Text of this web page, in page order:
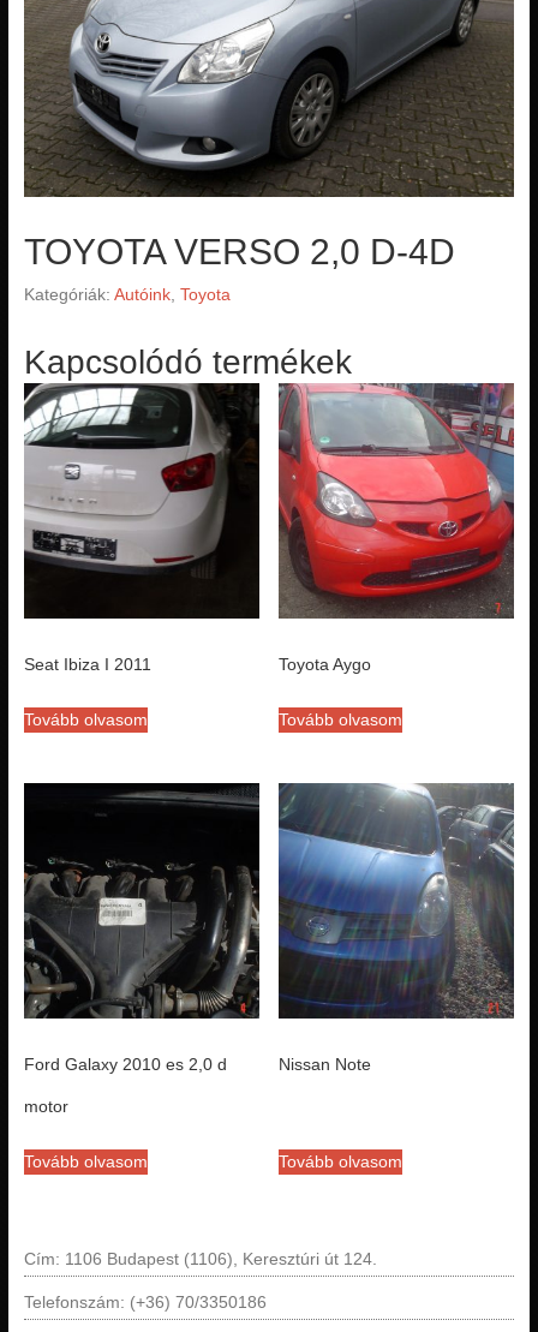
TOYOTA VERSO 2,0 D-4D
Kategóriák: Autóink, Toyota
Kapcsolódó termékek
Seat Ibiza I 2011
Tovább olvasom
Toyota Aygo
Tovább olvasom
Ford Galaxy 2010 es 2,0 d
motor
Tovább olvasom
Nissan Note
Tovább olvasom
Cím: 1106 Budapest (1106), Keresztúri út 124.
Telefonszám: (+36) 70/3350186